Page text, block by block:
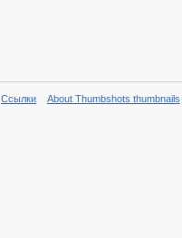
Ссылки About Thumbshots thumbnails